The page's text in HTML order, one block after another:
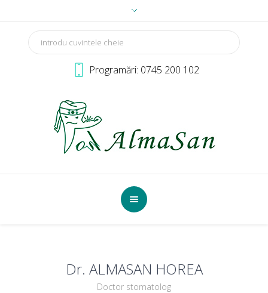
Programări: 0745 200 102
Dr. ALMASAN HOREA
Doctor stomatolog